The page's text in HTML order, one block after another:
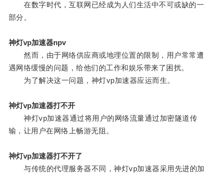
在数字时代，互联网已经成为人们生活中不可或缺的一
部分。
神灯vp加速器npv
然而，由于网络供应商或地理位置的限制，用户常常遭
遇网络缓慢的问题，给他们的工作和娱乐带来了困扰。
为了解决这一问题，神灯vp加速器应运而生。
神灯vp加速器打不开
神灯vp加速器通过将用户的网络流量通过加密隧道传
输，让用户在网络上畅游无阻。
神灯vp加速器打不开了
与传统的代理服务器不同，神灯vp加速器采用先进的加